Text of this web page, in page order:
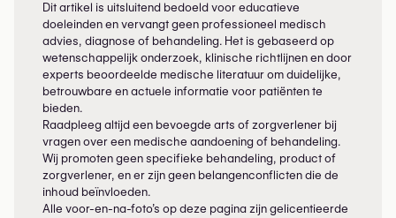
Dit artikel is uitsluitend bedoeld voor educatieve
doeleinden en vervangt geen professioneel medisch
advies, diagnose of behandeling. Het is gebaseerd op
wetenschappelijk onderzoek, klinische richtlijnen en door
experts beoordeelde medische literatuur om duidelijke,
betrouwbare en actuele informatie voor patiënten te
bieden.
Raadpleeg altijd een bevoegde arts of zorgverlener bij
vragen over een medische aandoening of behandeling.
Wij promoten geen specifieke behandeling, product of
zorgverlener, en er zijn geen belangenconflicten die de
inhoud beïnvloeden.
Alle voor-en-na-foto’s op deze pagina zijn gelicentieerde